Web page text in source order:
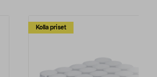
Kolla priset